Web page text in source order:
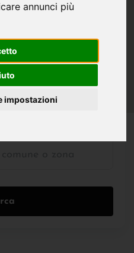
annunci più
impostazioni